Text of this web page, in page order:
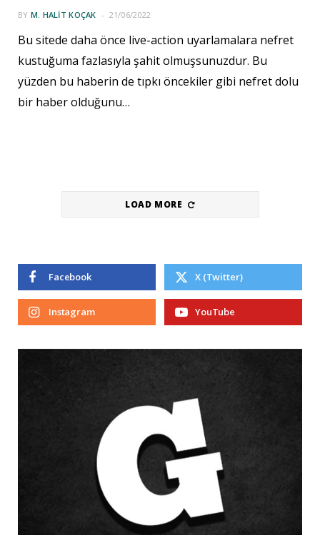
BY M. HALIT KOÇAK 21/06/2022
Bu sitede daha önce live-action uyarlamalara nefret
kustuğuma fazlasıyla şahit olmuşsunuzdur. Bu
yüzden bu haberin de tıpkı öncekiler gibi nefret dolu
bir haber olduğunu…
LOAD MORE
Facebook X (Twitter)
Instagram YouTube